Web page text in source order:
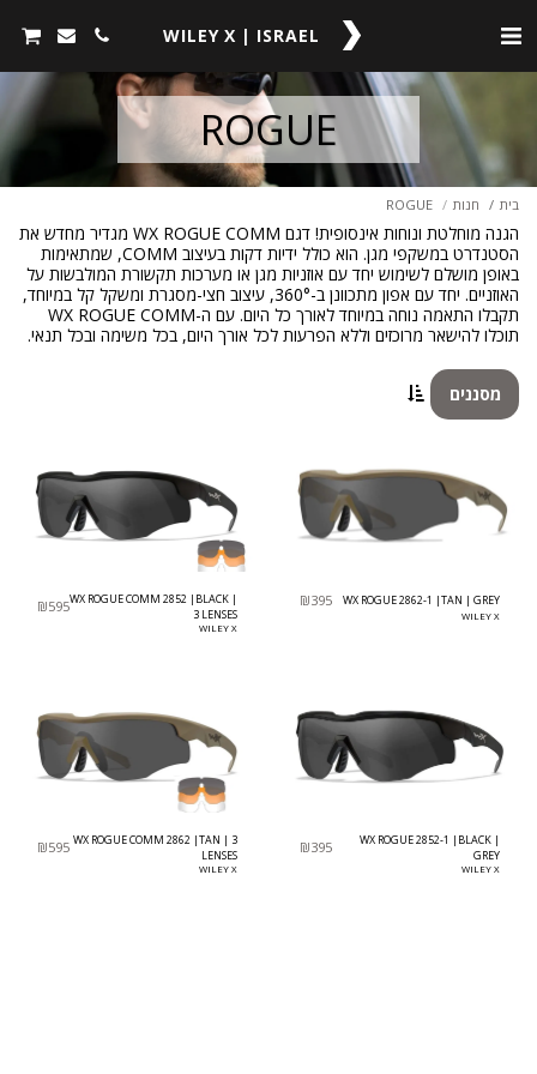
WILEY X | ISRAEL
ROGUE
בית חנות ROGUE
הגנה מוחלטת ונוחות אינסופית! דגם WX ROGUE COMM מגדיר מחדש את
הסטנדרט במשקפי מגן. הוא כולל ידיות דקות בעיצוב COMM, שמתאימות
באופן מושלם לשימוש יחד עם אוזניות מגן או מערכות תקשורת המולבשות על
האוזניים. יחד עם אפון מתכוונן ב-360°, עיצוב חצי-מסגרת ומשקל קל במיוחד,
תקבלו התאמה נוחה במיוחד לאורך כל היום. עם ה-WX ROGUE COMM
תוכלו להישאר מרוכזים וללא הפרעות לכל אורך היום, בכל משימה ובכל תנאי.
מסננים
WX ROGUE 2862-1 |TAN | GREY
₪395
WILEY X
WX ROGUE COMM 2852 |BLACK |
3 LENSES
₪595
WILEY X
WX ROGUE 2852-1 |BLACK |
GREY
₪395
WILEY X
WX ROGUE COMM 2862 |TAN | 3
LENSES
₪595
WILEY X